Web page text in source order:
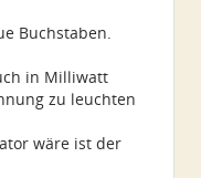
Buchstaben.
in Milliwatt
zu leuchten
wäre ist der